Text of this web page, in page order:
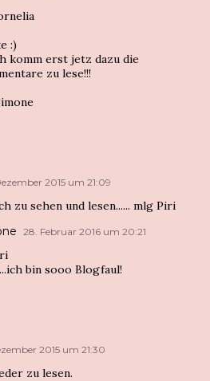
:)
komm erst jetz dazu die
zu lese!!!
2015 um 21:09
zu sehen und lesen...... mlg Piri
28. Februar 2016 um 20:21
bin sooo Blogfaul!
2015 um 21:30
zu lesen.